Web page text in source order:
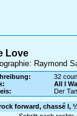
Love
Raymond
32
All I
Der
forward, chassé l,